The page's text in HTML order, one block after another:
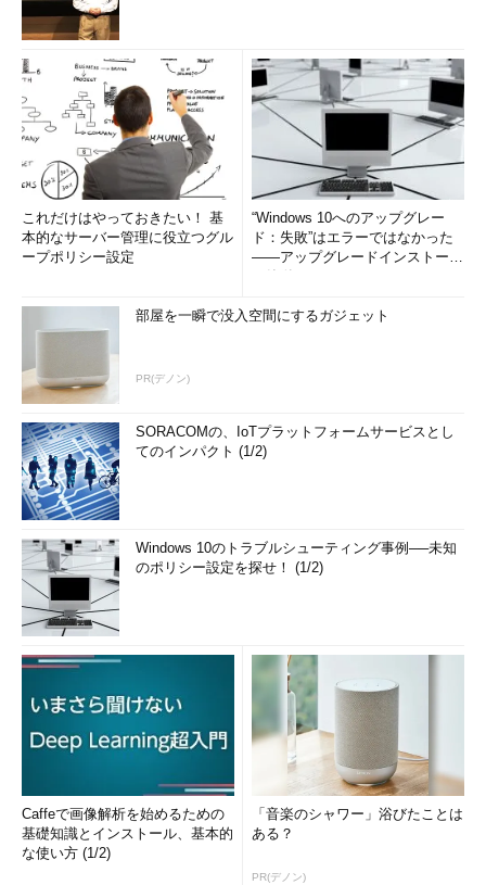
これだけはやっておきたい！ 基
本的なサーバー管理に役立つグル
ープポリシー設定
“Windows 10へのアップグレー
ド：失敗”はエラーではなかった
――アップグレードインストール
部屋を一瞬で没入空間にするガジェット
PR(デノン)
SORACOMの、IoTプラットフォームサービスとし
てのインパクト (1/2)
Windows 10のトラブルシューティング事例──未知
のポリシー設定を探せ！ (1/2)
Caffeで画像解析を始めるための
基礎知識とインストール、基本的
な使い方 (1/2)
「音楽のシャワー」浴びたことは
ある？
PR(デノン)